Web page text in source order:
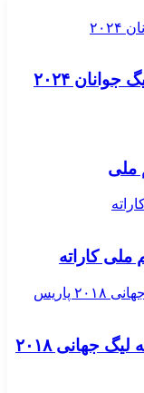
۲۰۲۴
ملی
کاراته
پاریس
مسابقه بهمن عسگری در اولین مرحله لیگ جهانی ۲۰۱۸